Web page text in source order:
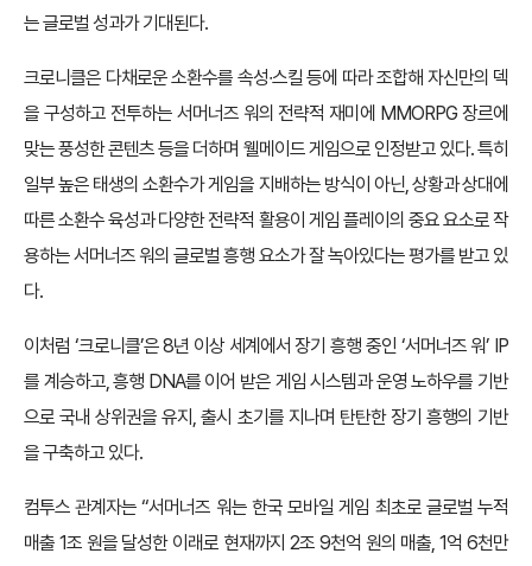
는 글로벌 성과가 기대된다.
크로니클은 다채로운 소환수를 속성∙스킬 등에 따라 조합해 자신만의 덱
을 구성하고 전투하는 서머너즈 워의 전략적 재미에 MMORPG 장르에
맞는 풍성한 콘텐츠 등을 더하며 웰메이드 게임으로 인정받고 있다. 특히
일부 높은 태생의 소환수가 게임을 지배하는 방식이 아닌, 상황과 상대에
따른 소환수 육성과 다양한 전략적 활용이 게임 플레이의 중요 요소로 작
용하는 서머너즈 워의 글로벌 흥행 요소가 잘 녹아있다는 평가를 받고 있
다.
이처럼 ‘크로니클’은 8년 이상 세계에서 장기 흥행 중인 ‘서머너즈 워’ IP
를 계승하고, 흥행 DNA를 이어 받은 게임 시스템과 운영 노하우를 기반
으로 국내 상위권을 유지, 출시 초기를 지나며 탄탄한 장기 흥행의 기반
을 구축하고 있다.
컴투스 관계자는 “서머너즈 워는 한국 모바일 게임 최초로 글로벌 누적
매출 1조 원을 달성한 이래로 현재까지 2조 9천억 원의 매출, 1억 6천만